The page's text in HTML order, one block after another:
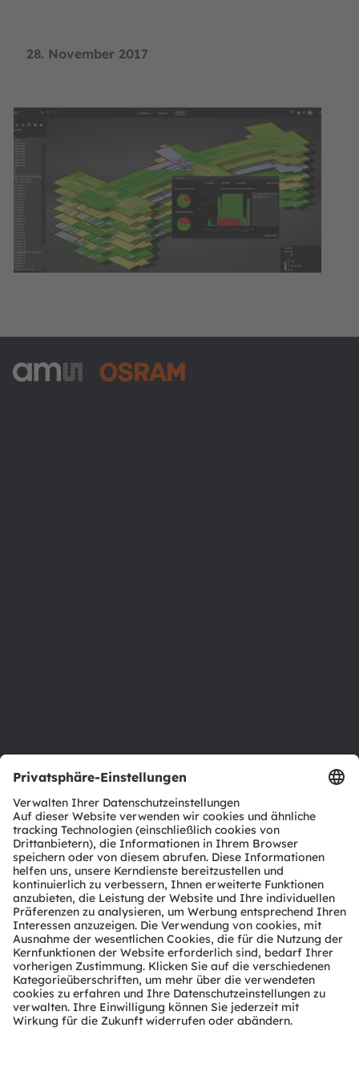
28. November 2017
Produkt Selektor
Download Center
Tools
Kundenanfragen
Technischer Support
Partner Netzwerk
Whistleblowing
© 2026 ams-OSRAM AG. All rights reserved.